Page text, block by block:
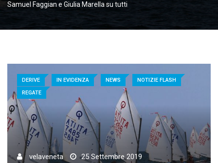
Samuel Faggian e Giulia Marella su tutti
DERIVE IN EVIDENZA NEWS
NOTIZIE FLASH
REGATE
velaveneta
25 Settembre 2019